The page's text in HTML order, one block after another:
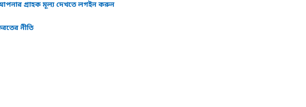
গ্রাহক মূল্য দেখতে লগইন করুন
নীতি